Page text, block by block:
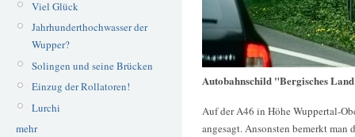
Viel Glück
Jahrhunderthochwasser der
Wupper?
Solingen und seine Brücken
Einzug der Rollatoren!
Lurchi
mehr
Autobahnschild "Bergisches
Auf der A46 in Höhe Wuppertal-
angesagt. Ansonsten bemerkt